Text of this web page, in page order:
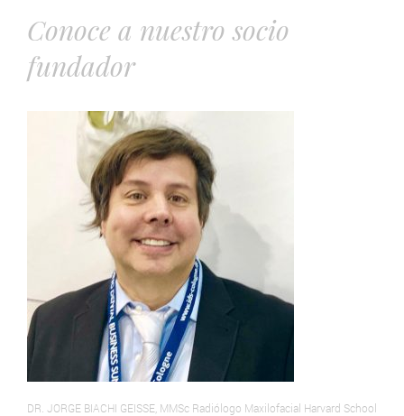
Conoce a nuestro socio
fundador
DR. JORGE BIACHI GEISSE, MMSc Radiólogo Maxilofacial Harvard School